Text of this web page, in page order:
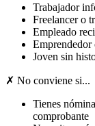
Trabajador
Freelancer o
Empleado
Emprendedor
Joven sin
✗ No conviene si...
Tienes
comprobante